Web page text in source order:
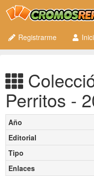
Registrarme
Perritos -
Año
Editorial
Tipo
Enlaces